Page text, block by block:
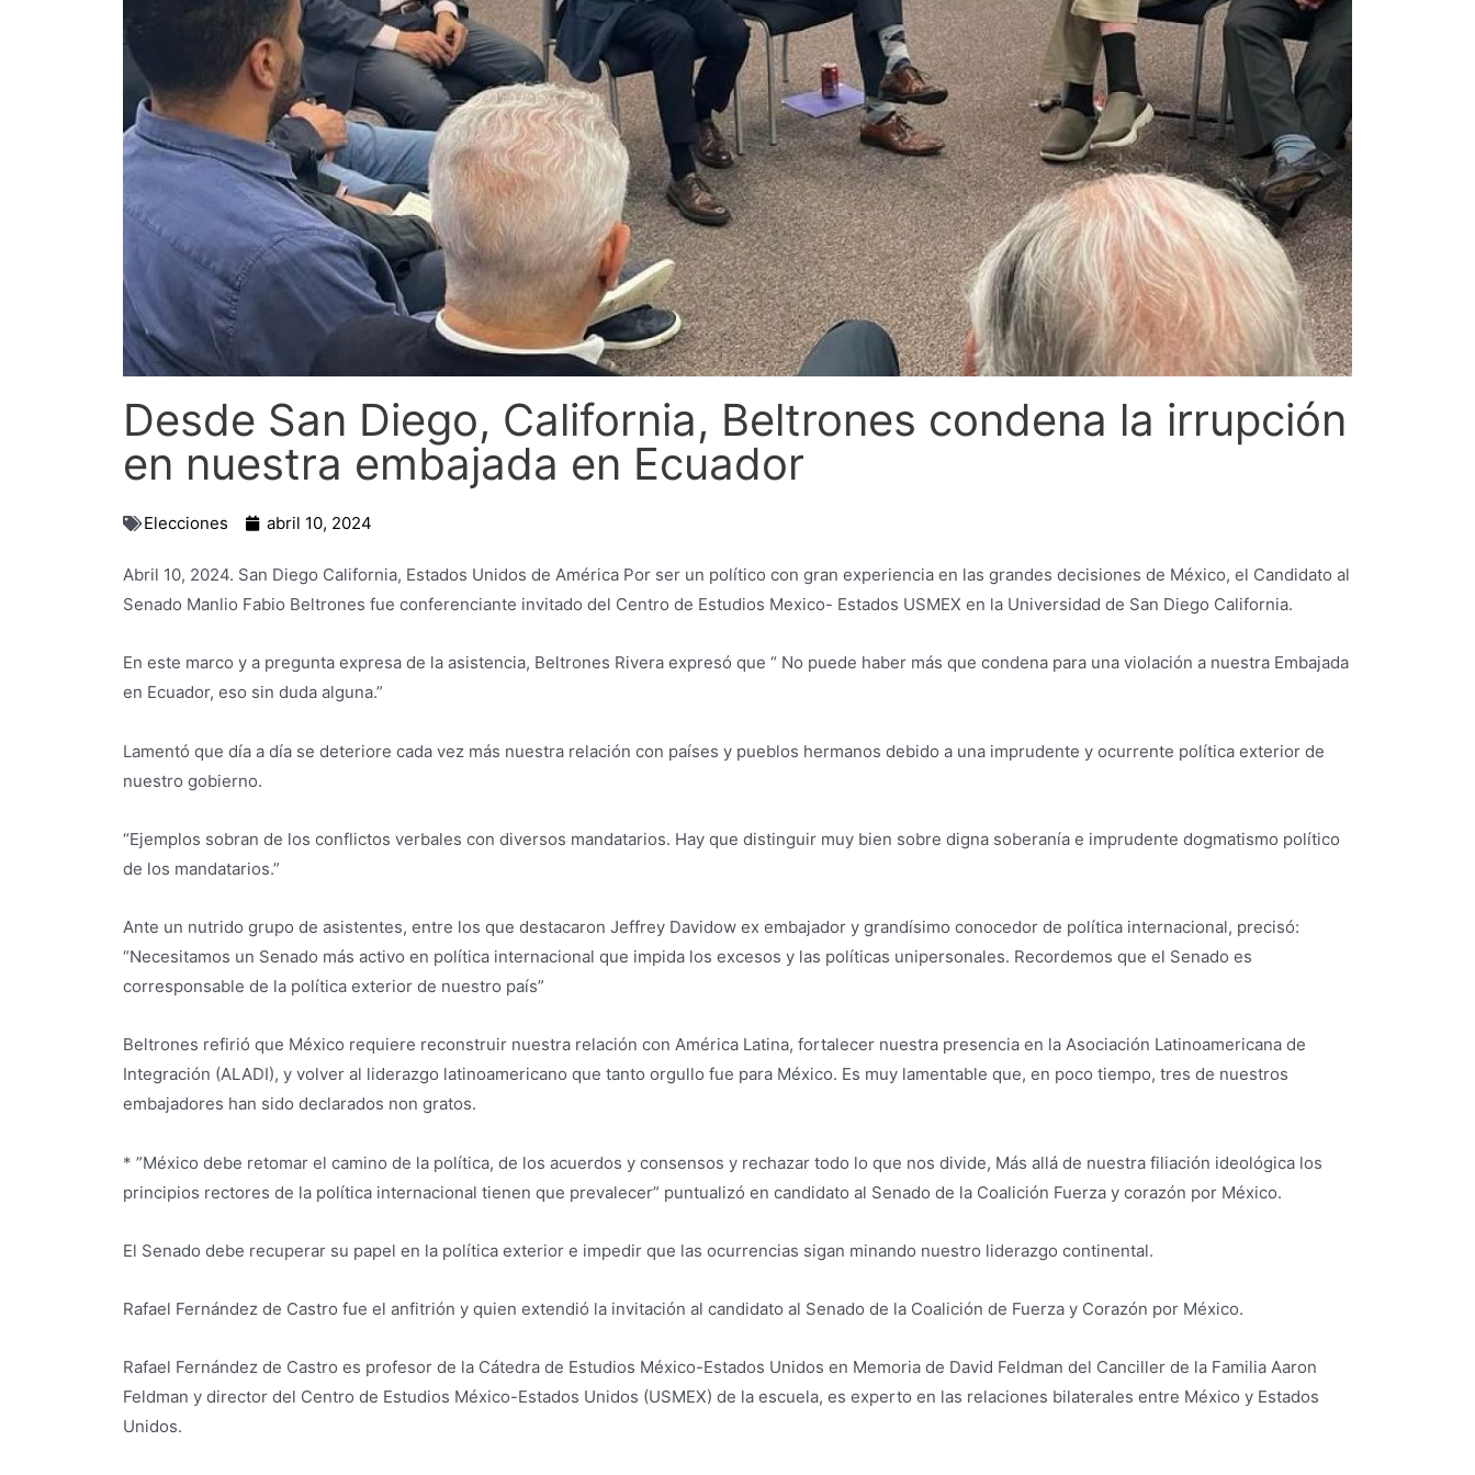
Desde San Diego, California, Beltrones condena la irrupción
en nuestra embajada en Ecuador
Elecciones abril 10, 2024
Abril 10, 2024. San Diego California, Estados Unidos de América Por ser un político con gran experiencia en las grandes decisiones de México, el Candidato al
Senado Manlio Fabio Beltrones fue conferenciante invitado del Centro de Estudios Mexico- Estados USMEX en la Universidad de San Diego California.
En este marco y a pregunta expresa de la asistencia, Beltrones Rivera expresó que “ No puede haber más que condena para una violación a nuestra Embajada
en Ecuador, eso sin duda alguna.”
Lamentó que día a día se deteriore cada vez más nuestra relación con países y pueblos hermanos debido a una imprudente y ocurrente política exterior de
nuestro gobierno.
“Ejemplos sobran de los conflictos verbales con diversos mandatarios. Hay que distinguir muy bien sobre digna soberanía e imprudente dogmatismo político
de los mandatarios.”
Ante un nutrido grupo de asistentes, entre los que destacaron Jeffrey Davidow ex embajador y grandísimo conocedor de política internacional, precisó:
“Necesitamos un Senado más activo en política internacional que impida los excesos y las políticas unipersonales. Recordemos que el Senado es
corresponsable de la política exterior de nuestro país”
Beltrones refirió que México requiere reconstruir nuestra relación con América Latina, fortalecer nuestra presencia en la Asociación Latinoamericana de
Integración (ALADI), y volver al liderazgo latinoamericano que tanto orgullo fue para México. Es muy lamentable que, en poco tiempo, tres de nuestros
embajadores han sido declarados non gratos.
* ”México debe retomar el camino de la política, de los acuerdos y consensos y rechazar todo lo que nos divide, Más allá de nuestra filiación ideológica los
principios rectores de la política internacional tienen que prevalecer” puntualizó en candidato al Senado de la Coalición Fuerza y corazón por México.
El Senado debe recuperar su papel en la política exterior e impedir que las ocurrencias sigan minando nuestro liderazgo continental.
Rafael Fernández de Castro fue el anfitrión y quien extendió la invitación al candidato al Senado de la Coalición de Fuerza y Corazón por México.
Rafael Fernández de Castro es profesor de la Cátedra de Estudios México-Estados Unidos en Memoria de David Feldman del Canciller de la Familia Aaron
Feldman y director del Centro de Estudios México-Estados Unidos (USMEX) de la escuela, es experto en las relaciones bilaterales entre México y Estados
Unidos.